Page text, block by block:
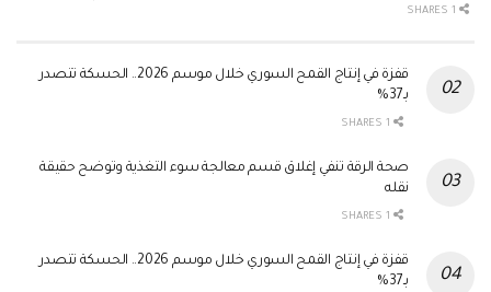
قفزة في إنتاج القمح السوري خلال موسم 2026.. الحسكة تتصدر
بـ37%
صحة الرقة تنفي إغلاق قسم معالجة سوء التغذية وتوضح حقيقة
نقله
قفزة في إنتاج القمح السوري خلال موسم 2026.. الحسكة تتصدر
بـ37%